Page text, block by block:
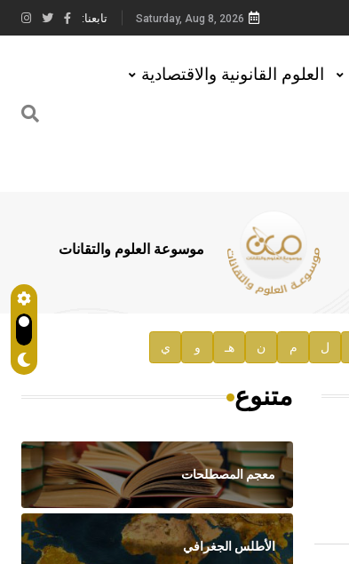
Saturday, Aug 8, 2026 تابعنا:
العلوم القانونية والاقتصادية
موسوعة العلوم والتقانات
ل م ن هـ و ي
متنوع
معجم المصطلحات
الأطلس الجغرافي